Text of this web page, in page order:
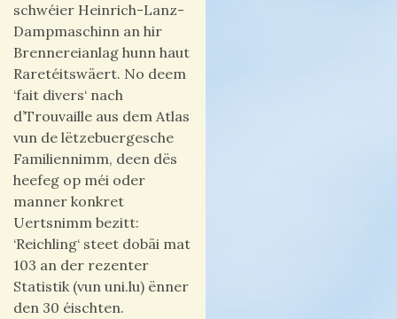
schwéier Heinrich-Lanz-
Dampmaschinn an hir
Brennereianlag hunn haut
Raretéitswäert. No deem
‘fait divers‘ nach
d’Trouvaille aus dem Atlas
vun de lëtzebuergesche
Familiennimm, deen dës
heefeg op méi oder
manner konkret
Uertsnimm bezitt:
‘Reichling‘ steet dobäi mat
103 an der rezenter
Statistik (vun uni.lu) ënner
den 30 éischten.